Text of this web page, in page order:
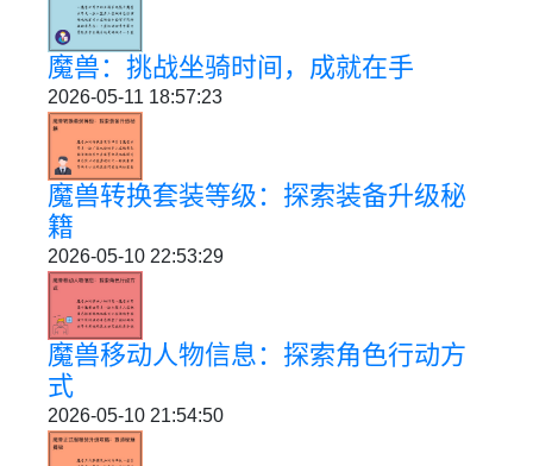
魔兽：挑战坐骑时间，成就在手
2026-05-11 18:57:23
魔兽转换套装等级：探索装备升级秘
籍
2026-05-10 22:53:29
魔兽移动人物信息：探索角色行动方
式
2026-05-10 21:54:50